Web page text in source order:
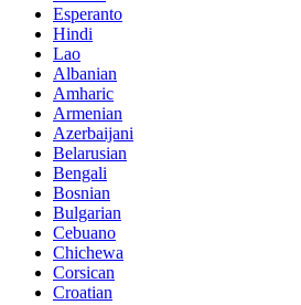
Esperanto
Hindi
Lao
Albanian
Amharic
Armenian
Azerbaijani
Belarusian
Bengali
Bosnian
Bulgarian
Cebuano
Chichewa
Corsican
Croatian